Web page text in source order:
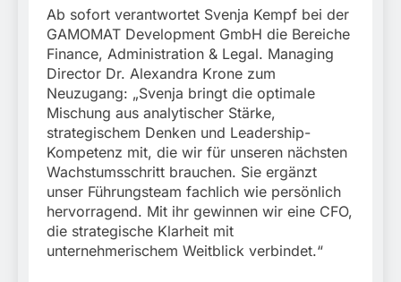
Bahnübergang in Aubing
/ Bundespolizei ermittelt
wegen gefährlichen
Eingriffs in den
Bahnverkehr
Ab sofort verantwortet Svenja Kempf bei der
GAMOMAT Development GmbH die Bereiche
Finance, Administration & Legal. Managing
Director Dr. Alexandra Krone zum
Neuzugang: „Svenja bringt die optimale
Mischung aus analytischer Stärke,
strategischem Denken und Leadership-
Kompetenz mit, die wir für unseren nächsten
Wachstumsschritt brauchen. Sie ergänzt
unser Führungsteam fachlich wie persönlich
hervorragend. Mit ihr gewinnen wir eine CFO,
die strategische Klarheit mit
unternehmerischem Weitblick verbindet.“